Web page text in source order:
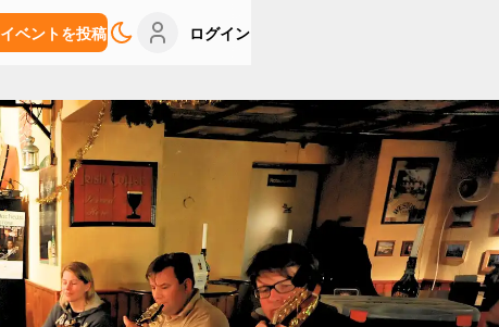
イベントを投稿 ログイン